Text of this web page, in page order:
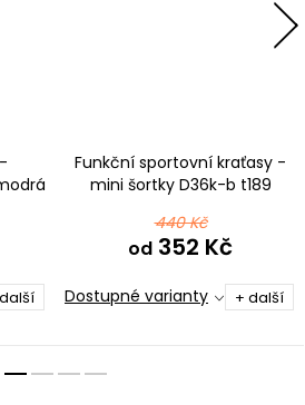
Funkční sportovní kraťasy -
mini šortky D36k-b t189
440 Kč
od 352 Kč
Dostupné varianty + další